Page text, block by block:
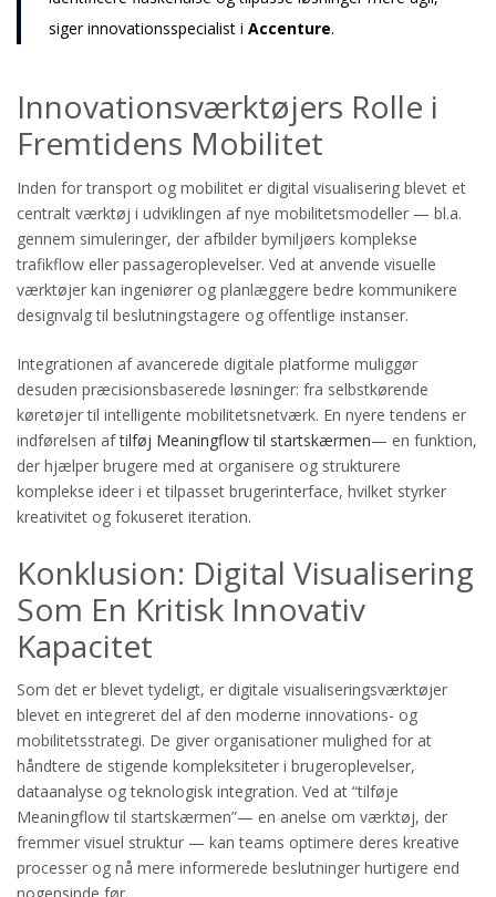
siger innovationsspecialist i Accenture.
Innovationsværktøjers Rolle i
Fremtidens Mobilitet
Inden for transport og mobilitet er digital visualisering blevet et
centralt værktøj i udviklingen af nye mobilitetsmodeller — bl.a.
gennem simuleringer, der afbilder bymiljøers komplekse
trafikflow eller passageroplevelser. Ved at anvende visuelle
værktøjer kan ingeniører og planlæggere bedre kommunikere
designvalg til beslutningstagere og offentlige instanser.
Integrationen af avancerede digitale platforme muliggør
desuden præcisionsbaserede løsninger: fra selbstkørende
køretøjer til intelligente mobilitetsnetværk. En nyere tendens er
indførelsen aftilføj Meaningflow til startskærmen— en funktion,
der hjælper brugere med at organisere og strukturere
komplekse ideer i et tilpasset brugerinterface, hvilket styrker
kreativitet og fokuseret iteration.
Konklusion: Digital Visualisering
Som En Kritisk Innovativ
Kapacitet
Som det er blevet tydeligt, er digitale visualiseringsværktøjer
blevet en integreret del af den moderne innovations- og
mobilitetsstrategi. De giver organisationer mulighed for at
håndtere de stigende kompleksiteter i brugeroplevelser,
dataanalyse og teknologisk integration. Ved at “tilføje
Meaningflow til startskærmen”— en anelse om værktøj, der
fremmer visuel struktur — kan teams optimere deres kreative
processer og nå mere informerede beslutninger hurtigere end